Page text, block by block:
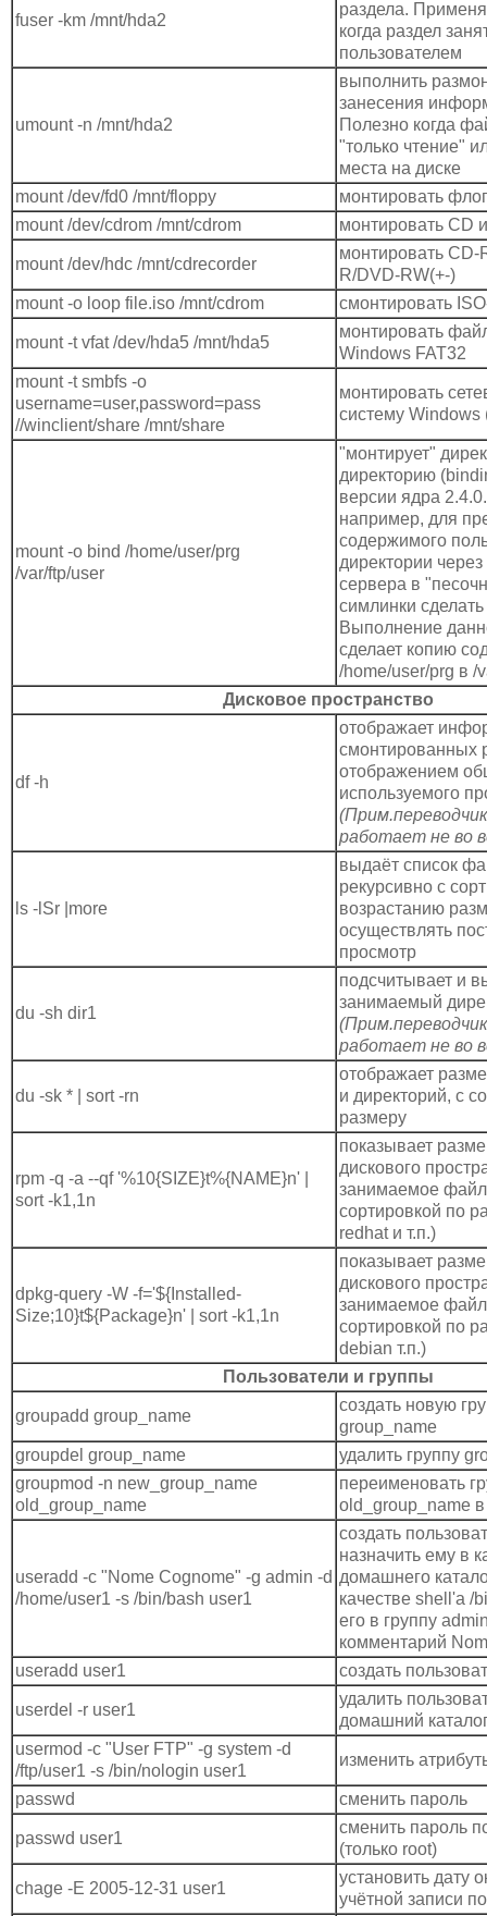
fuser -km /mnt/hda2
раздела.
когда раздел
пользователем
umount -n /mnt/hda2
выполнить
занесения
Полезно когда
"только чтение"
места на диске
mount /dev/fd0 /mnt/floppy
монтировать
mount /dev/cdrom /mnt/cdrom
монтировать CD
mount /dev/hdc /mnt/cdrecorder
монтировать
R/DVD-RW(+-)
mount -o loop file.iso /mnt/cdrom
смонтировать
mount -t vfat /dev/hda5 /mnt/hda5
монтировать
Windows FAT32
mount -t smbfs -o
username=user,password=pass
//winclient/share /mnt/share
монтировать
систему Windows
mount -o bind /home/user/prg
/var/ftp/user
"монтирует"
директорию
версии ядра
например, для
содержимого
директории
сервера в
симлинки
Выполнение
сделает копию
/home/user/prg в /
Дисковое пространство
df -h
отображает
смонтированных
отображением
используемого
работает не во
ls -lSr |more
выдаёт список
рекурсивно с
возрастанию
осуществлять
просмотр
du -sh dir1
подсчитывает и
занимаемый
работает не во
du -sk * | sort -rn
отображает
и директорий, с
размеру
rpm -q -a --qf '%10{SIZE}t%{NAME}n' |
sort -k1,1n
показывает
дискового
занимаемое
сортировкой по
redhat и т.п.)
dpkg-query -W -f='${Installed-
Size;10}t${Package}n' | sort -k1,1n
показывает
дискового
занимаемое
сортировкой по
debian т.п.)
Пользователи и группы
groupadd group_name
создать новую
group_name
groupdel group_name
удалить группу
groupmod -n new_group_name
old_group_name
переименовать
old_group_name
useradd -c "Nome Cognome" -g admin -d
/home/user1 -s /bin/bash user1
создать
назначить ему в
домашнего
качестве shell'а /
его в группу
комментарий
useradd user1
создать
userdel -r user1
удалить
домашний
usermod -c "User FTP" -g system -d
/ftp/user1 -s /bin/nologin user1
изменить
passwd сменить пароль
passwd user1
сменить пароль
(только root)
chage -E 2005-12-31 user1
установить дату
учётной записи